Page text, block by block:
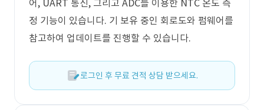
어, UART 통신, 그리고 ADC를 이용한 NTC 온도 측
정 기능이 있습니다. 기 보유 중인 회로도와 펌웨어를
참고하여 업데이트를 진행할 수 있습니다.
로그인 후 무료 견적 상담 받으세요.